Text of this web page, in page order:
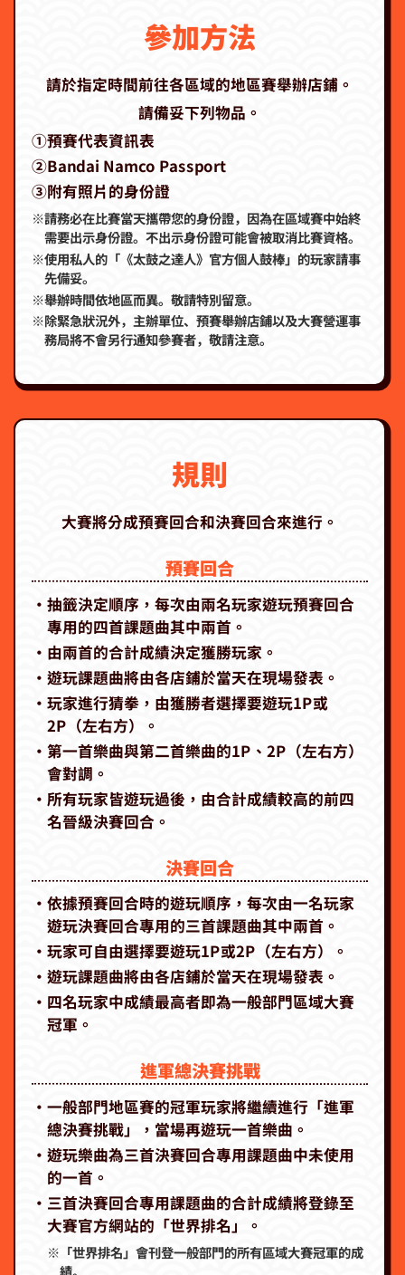
參加方法
請於指定時間前往各區域的地區賽舉辦店鋪。
請備妥下列物品。
①預賽代表資訊表
②Bandai Namco Passport
③附有照片的身份證
※請務必在比賽當天攜帶您的身份證，因為在區域賽中始終
需要出示身份證。不出示身份證可能會被取消比賽資格。
※使用私人的「《太鼓之達人》官方個人鼓棒」的玩家請事
先備妥。
※舉辦時間依地區而異。敬請特別留意。
※除緊急狀況外，主辦單位、預賽舉辦店鋪以及大賽營運事
務局將不會另行通知參賽者，敬請注意。
規則
大賽將分成預賽回合和決賽回合來進行。
預賽回合
‧抽籤決定順序，每次由兩名玩家遊玩預賽回合
專用的四首課題曲其中兩首。
‧由兩首的合計成績決定獲勝玩家。
‧遊玩課題曲將由各店鋪於當天在現場發表。
‧玩家進行猜拳，由獲勝者選擇要遊玩1P或
2P（左右方）。
‧第一首樂曲與第二首樂曲的1P、2P（左右方）
會對調。
‧所有玩家皆遊玩過後，由合計成績較高的前四
名晉級決賽回合。
決賽回合
‧依據預賽回合時的遊玩順序，每次由一名玩家
遊玩決賽回合專用的三首課題曲其中兩首。
‧玩家可自由選擇要遊玩1P或2P（左右方）。
‧遊玩課題曲將由各店鋪於當天在現場發表。
‧四名玩家中成績最高者即為一般部門區域大賽
冠軍。
進軍總決賽挑戰
‧一般部門地區賽的冠軍玩家將繼續進行「進軍
總決賽挑戰」，當場再遊玩一首樂曲。
‧遊玩樂曲為三首決賽回合專用課題曲中未使用
的一首。
‧三首決賽回合專用課題曲的合計成績將登錄至
大賽官方網站的「世界排名」。
※「世界排名」會刊登一般部門的所有區域大賽冠軍的成
績。